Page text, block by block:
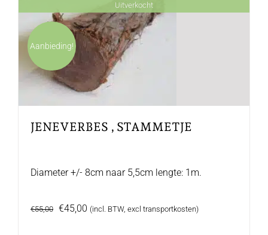
Uitverkocht
Aanbieding!
JENEVERBES , STAMMETJE
Diameter +/- 8cm naar 5,5cm lengte: 1m.
€55,00 Oorspronkelijke
€45,00 Huidige
(incl. BTW, excl transportkosten)